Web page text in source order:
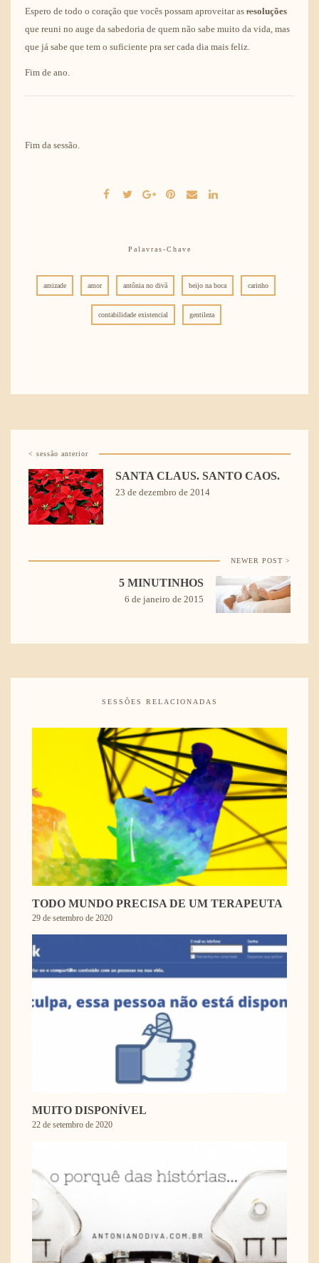
Espero de todo o coração que vocês possam aproveitar as resoluções
que reuni no auge da sabedoria de quem não sabe muito da vida, mas
que já sabe que tem o suficiente pra ser cada dia mais feliz.
Fim de ano.
Fim da sessão.
Palavras-Chave
amizade amor antônia no divã beijo na boca carinho
contabilidade existencial gentileza
< sessão anterior
SANTA CLAUS. SANTO CAOS.
23 de dezembro de 2014
NEWER POST >
5 MINUTINHOS
6 de janeiro de 2015
SESSÕES RELACIONADAS
TODO MUNDO PRECISA DE UM TERAPEUTA
29 de setembro de 2020
MUITO DISPONÍVEL
22 de setembro de 2020